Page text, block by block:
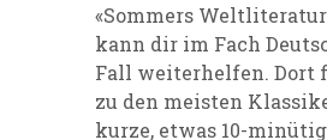
«Sommers Weltliteratur
kann dir im Fach
Fall weiterhelfen. Dort
zu den meisten
kurze, etwas 10-